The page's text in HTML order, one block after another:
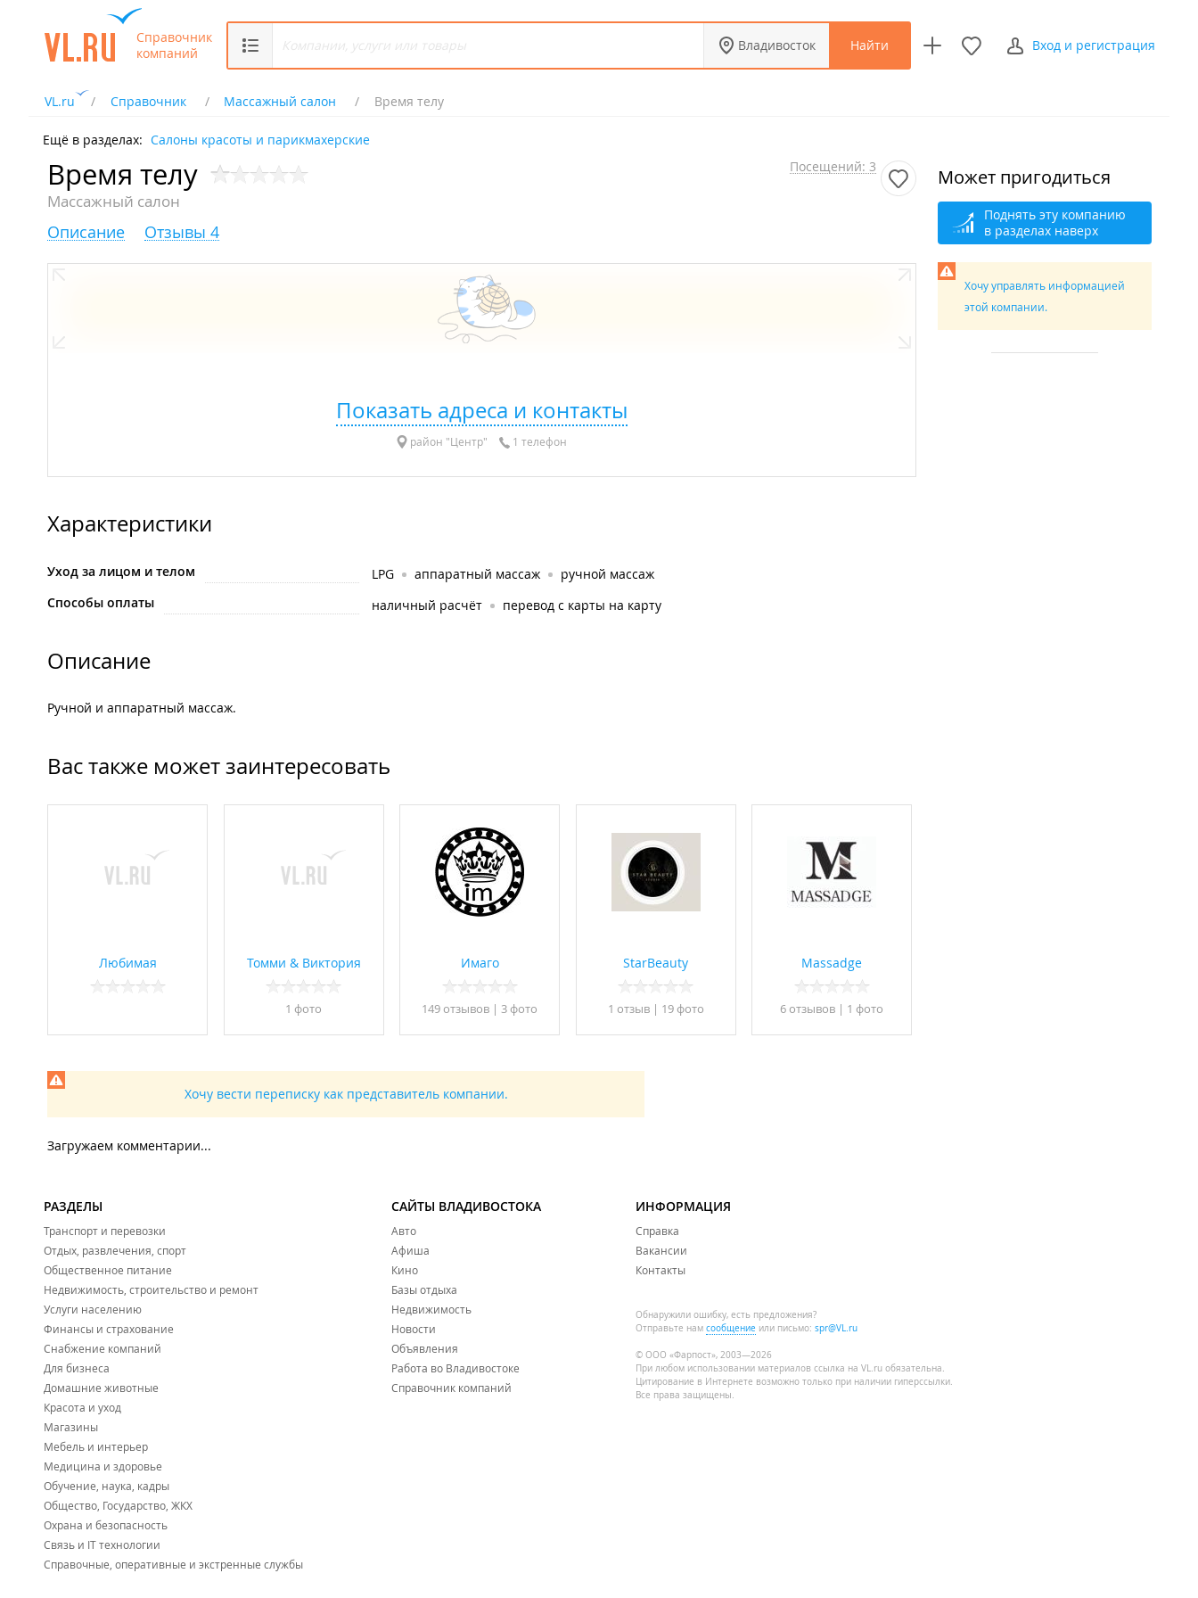
Справочник
компаний
Владивосток Найти Вход и регистрация
VL.ru Справочник Массажный салон Время телу
Ещё в разделах: Салоны красоты и парикмахерские
Время телу
Массажный салон
Посещений: 3
Описание Отзывы 4
Показать адреса и контакты
район "Центр" 1 телефон
Характеристики
Уход за лицом и телом LPG аппаратный массаж
ручной массаж
Способы оплаты
наличный расчёт перевод с карты на карту
Описание
Ручной и аппаратный массаж.
Вас также может заинтересовать
Любимая Томми & Виктория
1 фото
Имаго
149 отзывов | 3 фото
StarBeauty
1 отзыв | 19 фото
Massadge
6 отзывов | 1 фото
Хочу вести переписку как представитель компании.
Загружаем комментарии...
Может пригодиться
Поднять эту компанию
в разделах наверх
Хочу управлять информацией
этой компании.
РАЗДЕЛЫ
Транспорт и перевозки
Отдых, развлечения, спорт
Общественное питание
Недвижимость, строительство и ремонт
Услуги населению
Финансы и страхование
Снабжение компаний
Для бизнеса
Домашние животные
Красота и уход
Магазины
Мебель и интерьер
Медицина и здоровье
Обучение, наука, кадры
Общество, Государство, ЖКХ
Охрана и безопасность
Связь и IT технологии
Справочные, оперативные и экстренные службы
САЙТЫ ВЛАДИВОСТОКА
Авто
Афиша
Кино
Базы отдыха
Недвижимость
Новости
Объявления
Работа во Владивостоке
Справочник компаний
ИНФОРМАЦИЯ
Справка
Вакансии
Контакты
Обнаружили ошибку, есть предложения?
Отправьте нам сообщение или письмо: spr@VL.ru
© ООО «Фарпост», 2003—2026
При любом использовании материалов ссылка на VL.ru обязательна.
Цитирование в Интернете возможно только при наличии гиперссылки.
Все права защищены.